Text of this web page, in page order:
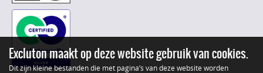
Excluton maakt op deze website gebruik van cookies.
Dit zijn kleine bestanden die met pagina’s van deze website worden